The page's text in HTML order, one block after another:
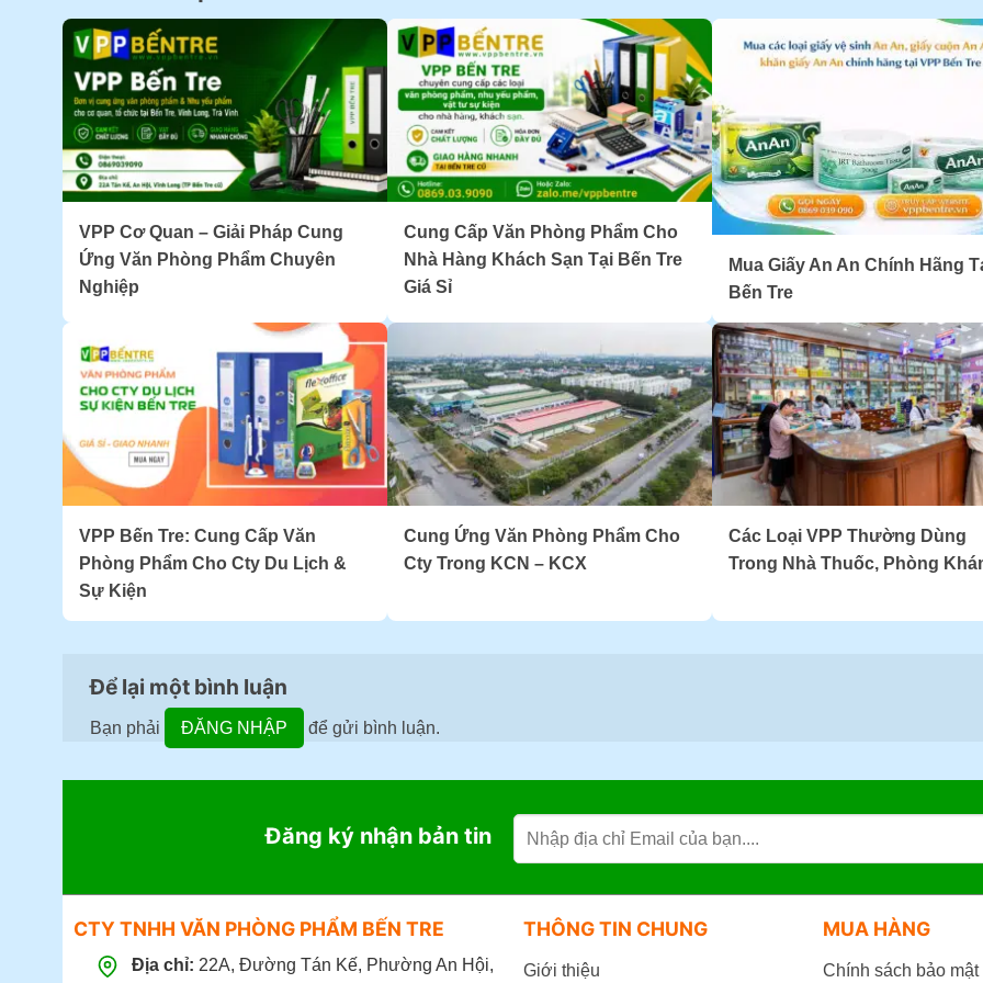
VPP Cơ Quan – Giải Pháp Cung
Ứng Văn Phòng Phẩm Chuyên
Nghiệp
Cung Cấp Văn Phòng Phẩm Cho
Nhà Hàng Khách Sạn Tại Bến Tre
Giá Sỉ
Mua Giấy An An Chính Hãng
Bến Tre
VPP Bến Tre: Cung Cấp Văn
Phòng Phẩm Cho Cty Du Lịch &
Sự Kiện
Cung Ứng Văn Phòng Phẩm Cho
Cty Trong KCN – KCX
Các Loại VPP Thường Dùng
Trong Nhà Thuốc, Phòng
Để lại một bình luận
Bạn phải ĐĂNG NHẬP để gửi bình luận.
Đăng ký nhận bản tin
CTY TNHH VĂN PHÒNG PHẨM BẾN TRE
Địa chỉ: 22A, Đường Tán Kế, Phường An Hội,
THÔNG TIN CHUNG
Giới thiệu
MUA HÀNG
Chính sách bảo mật